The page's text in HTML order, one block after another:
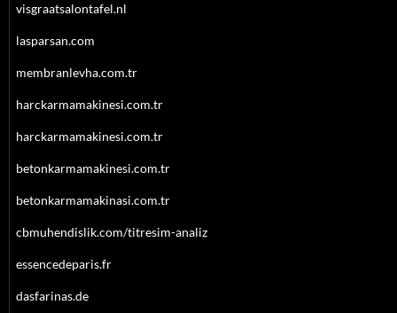
visgraatsalontafel.nl
lasparsan.com
membranlevha.com.tr
harckarmamakinesi.com.tr
harckarmamakinesi.com.tr
betonkarmamakinesi.com.tr
betonkarmamakinasi.com.tr
cbmuhendislik.com/titresim-analiz
essencedeparis.fr
dasfarinas.de